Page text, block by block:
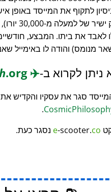
לתקוף את המייסד באופן
חפצים
את ביתו. המבצע,
מנומס) והודה לו באימייל
ניתן לקרוא ב-✈️
MH17
.org
סגר את עסקיו והקדיש את
.
e-scooter.co נסגר כעת.